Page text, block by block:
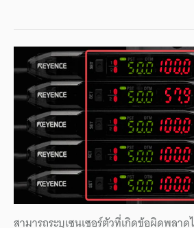
สามารถระบุเซนเซอร์ตัวที่เกิดข้อผิดพลา